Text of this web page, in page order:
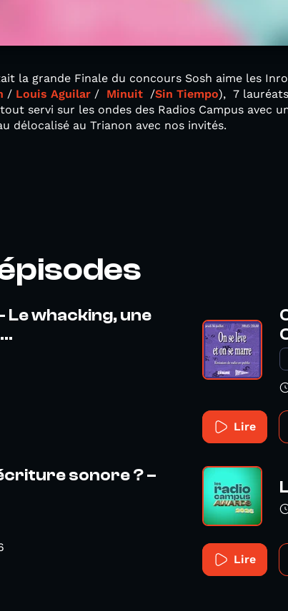
la grande Finale du concours Sosh aime les
/ Louis Aguilar / Minuit /Sin Tiempo), 7
servi sur les ondes des Radios Campus avec
délocalisé au Trianon avec nos invités.
Le whacking, une
Lire
sonore ? –
Lire